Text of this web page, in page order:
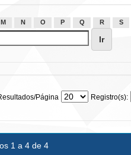
M N O P Q R S
Página Registro(s):
1 a 4 de 4